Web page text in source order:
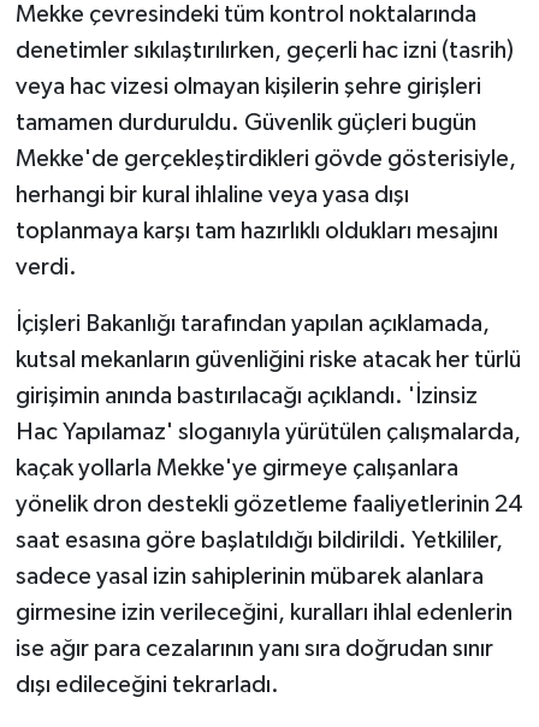
Mekke çevresindeki tüm kontrol noktalarında
denetimler sıkılaştırılırken, geçerli hac izni (tasrih)
veya hac vizesi olmayan kişilerin şehre girişleri
tamamen durduruldu. Güvenlik güçleri bugün
Mekke'de gerçekleştirdikleri gövde gösterisiyle,
herhangi bir kural ihlaline veya yasa dışı
toplanmaya karşı tam hazırlıklı oldukları mesajını
verdi.
İçişleri Bakanlığı tarafından yapılan açıklamada,
kutsal mekanların güvenliğini riske atacak her türlü
girişimin anında bastırılacağı açıklandı. 'İzinsiz
Hac Yapılamaz' sloganıyla yürütülen çalışmalarda,
kaçak yollarla Mekke'ye girmeye çalışanlara
yönelik dron destekli gözetleme faaliyetlerinin 24
saat esasına göre başlatıldığı bildirildi. Yetkililer,
sadece yasal izin sahiplerinin mübarek alanlara
girmesine izin verileceğini, kuralları ihlal edenlerin
ise ağır para cezalarının yanı sıra doğrudan sınır
dışı edileceğini tekrarladı.